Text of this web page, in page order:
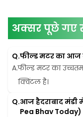
अक्सर पूछे गए
Q.फील्ड मटर का आज
A.फील्ड मटर का उच्चतम
क्विंटल है।
Q.आज हैदराबाद मंडी
Pea Bhav